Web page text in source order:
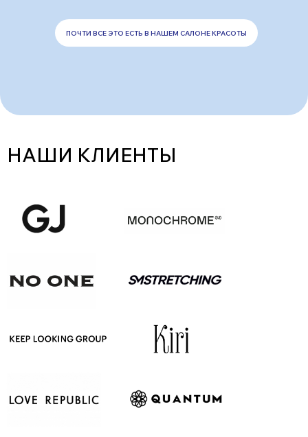
ПОЧТИ ВСЕ ЭТО ЕСТЬ В НАШЕМ САЛОНЕ КРАСОТЫ
НАШИ КЛИЕНТЫ